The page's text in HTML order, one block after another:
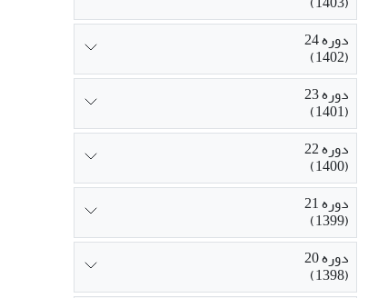
دوره 24
(1402)
دوره 23
(1401)
دوره 22
(1400)
دوره 21
(1399)
دوره 20
(1398)